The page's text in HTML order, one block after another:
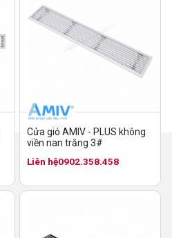
Cửa gió AMIV - PLUS không
viền nan trắng 3#
Liên hệ0902.358.458